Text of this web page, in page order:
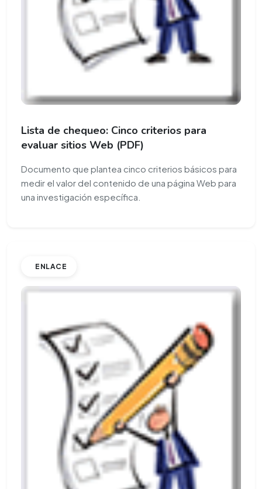
Lista de chequeo: Cinco criterios para
evaluar sitios Web (PDF)
Documento que plantea cinco criterios básicos para
medir el valor del contenido de una página Web para
una investigación específica.
ENLACE